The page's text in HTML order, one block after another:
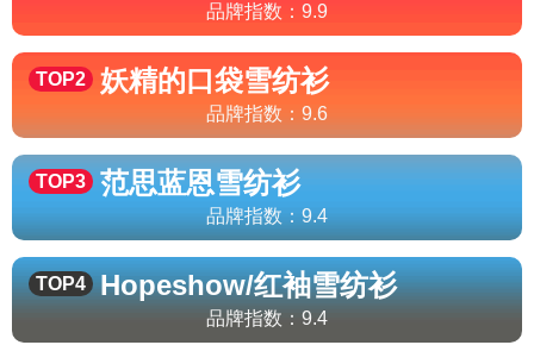
品牌指数： 9.9
TOP2 妖精的口袋雪纺衫
品牌指数： 9.6
TOP3 范思蓝恩雪纺衫
品牌指数： 9.4
TOP4 Hopeshow/红袖雪纺衫
品牌指数： 9.4